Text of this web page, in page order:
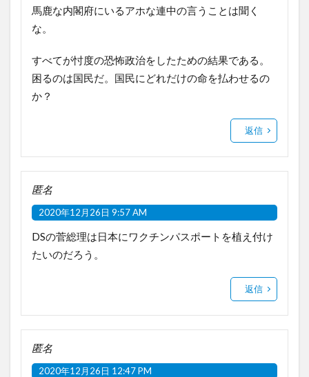
馬鹿な内閣府にいるアホな連中の言うことは聞く
な。
すべてが忖度の恐怖政治をしたための結果である。
困るのは国民だ。国民にどれだけの命を払わせるの
か？
返信
匿名
2020年12月26日 9:57 AM
DSの菅総理は日本にワクチンパスポートを植え付け
たいのだろう。
返信
匿名
2020年12月26日 12:47 PM